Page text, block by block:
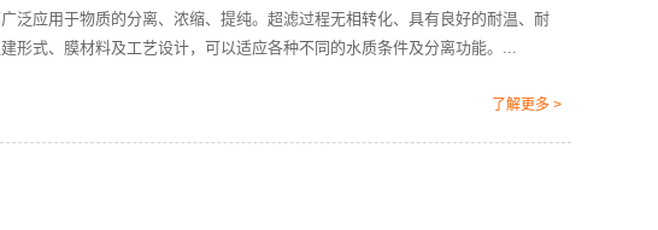
泛应用于物质的分离、浓缩、提纯。超滤过程无相转化、具有良好的耐温、耐
形式、膜材料及工艺设计，可以适应各种不同的水质条件及分离功能。...
了解更多 >